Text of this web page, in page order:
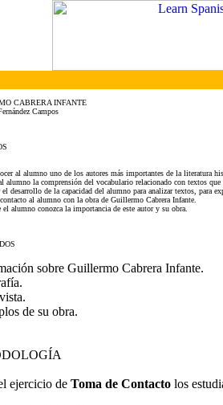
CABRERA INFANTE
Campos
al alumno uno de los autores más importantes de la literatura
alumno la comprensión del vocabulario relacionado con textos
el desarrollo de la capacidad del alumno para analizar textos, para
contacto al alumno con la obra de Guillermo Cabrera Infante.
el alumno conozca la importancia de este autor y su obra.
sobre Guillermo Cabrera Infante.
de su obra.
ejercicio de Toma de Contacto los